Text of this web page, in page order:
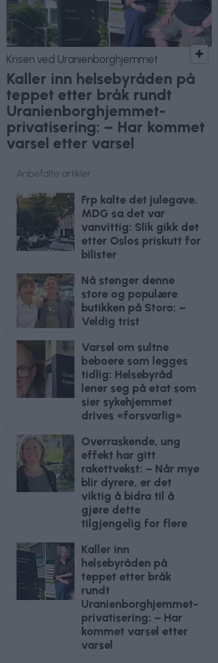
Krisen ved Uranienborghjemmet
Kaller inn helsebyråden på
teppet etter bråk rundt
Uranienborghjemmet-
privatisering: – Har kommet
varsel etter varsel
Anbefalte artikler
Frp kalte det julegave.
MDG sa det var
vanvittig: Slik gikk det
etter Oslos priskutt for
bilister
Nå stenger denne
store og populære
butikken på Storo: –
Veldig trist
Varsel om sultne
beboere som legges
tidlig: Helsebyråd
lener seg på etat som
sier sykehjemmet
drives «forsvarlig»
Overraskende, ung
effekt har gitt
rakettvekst: – Når mye
blir dyrere, er det
viktig å bidra til å
gjøre dette
tilgjengelig for flere
Kaller inn
helsebyråden på
teppet etter bråk
rundt
Uranienborghjemmet-
privatisering: – Har
kommet varsel etter
varsel